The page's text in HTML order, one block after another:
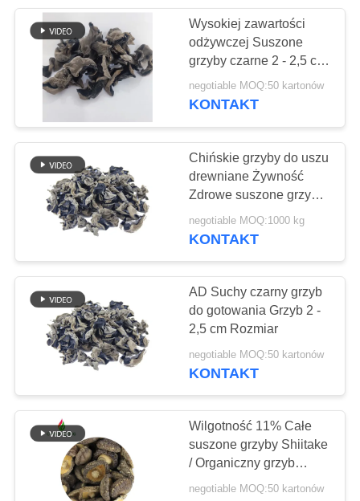
Suszone Frytki
Marchewkowe
58
Suszone Płatki
Suszone grzyby
Shiitake
48
Wysokiej zawartości
odżywczej Suszone
grzyby czarne 2 - 2,5 cm
Zdrowa żywność
Suszone grzyby
negotiable MOQ:50 kartonów
KONTAKT
Chińskie grzyby do uszu
drewniane Żywność
Zdrowe suszone grzyby
czarne
negotiable MOQ:1000 kg
KONTAKT
AD Suchy czarny grzyb
do gotowania Grzyb 2 -
2,5 cm Rozmiar
negotiable MOQ:50 kartonów
KONTAKT
Wilgotność 11% Całe
suszone grzyby Shiitake
/ Organiczny grzyb
Shiitake w całości
negotiable MOQ:50 kartonów